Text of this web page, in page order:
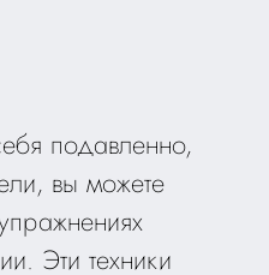
подавленно,
вы можете
Эти техники